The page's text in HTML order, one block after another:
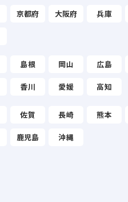
京都府 大阪府 兵庫
島根 岡山 広島
香川 愛媛 高知
佐賀 長崎 熊本
鹿児島 沖縄